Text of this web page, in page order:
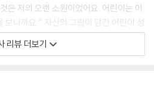
은 저의 오랜 소원이었어요. 어린이는 어
보니까요.” 자신의 그림이 담긴 어린이 성
의 인터뷰에서 푹스후버가 한 말이다. 그
로잡을 뿐만 아니라 이야기에 대한 궁금증
리뷰 더보기